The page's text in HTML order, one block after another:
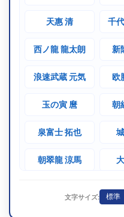
文字サイズ: 標準
天惠 清 千
西ノ龍 龍太朗 新
浪速武蔵 元気 欧
玉の寅 麿 朝
泉富士 拓也
朝翠龍 涼馬
朝